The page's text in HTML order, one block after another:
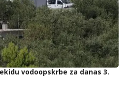
vodoopskrbe za danas 3.